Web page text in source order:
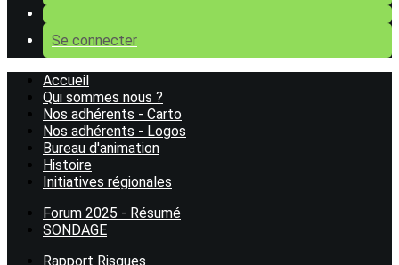
Se connecter
Accueil
Qui sommes nous ?
Nos adhérents - Carto
Nos adhérents - Logos
Bureau d'animation
Histoire
Initiatives régionales
Forum 2025 - Résumé
SONDAGE
Rapport Risques